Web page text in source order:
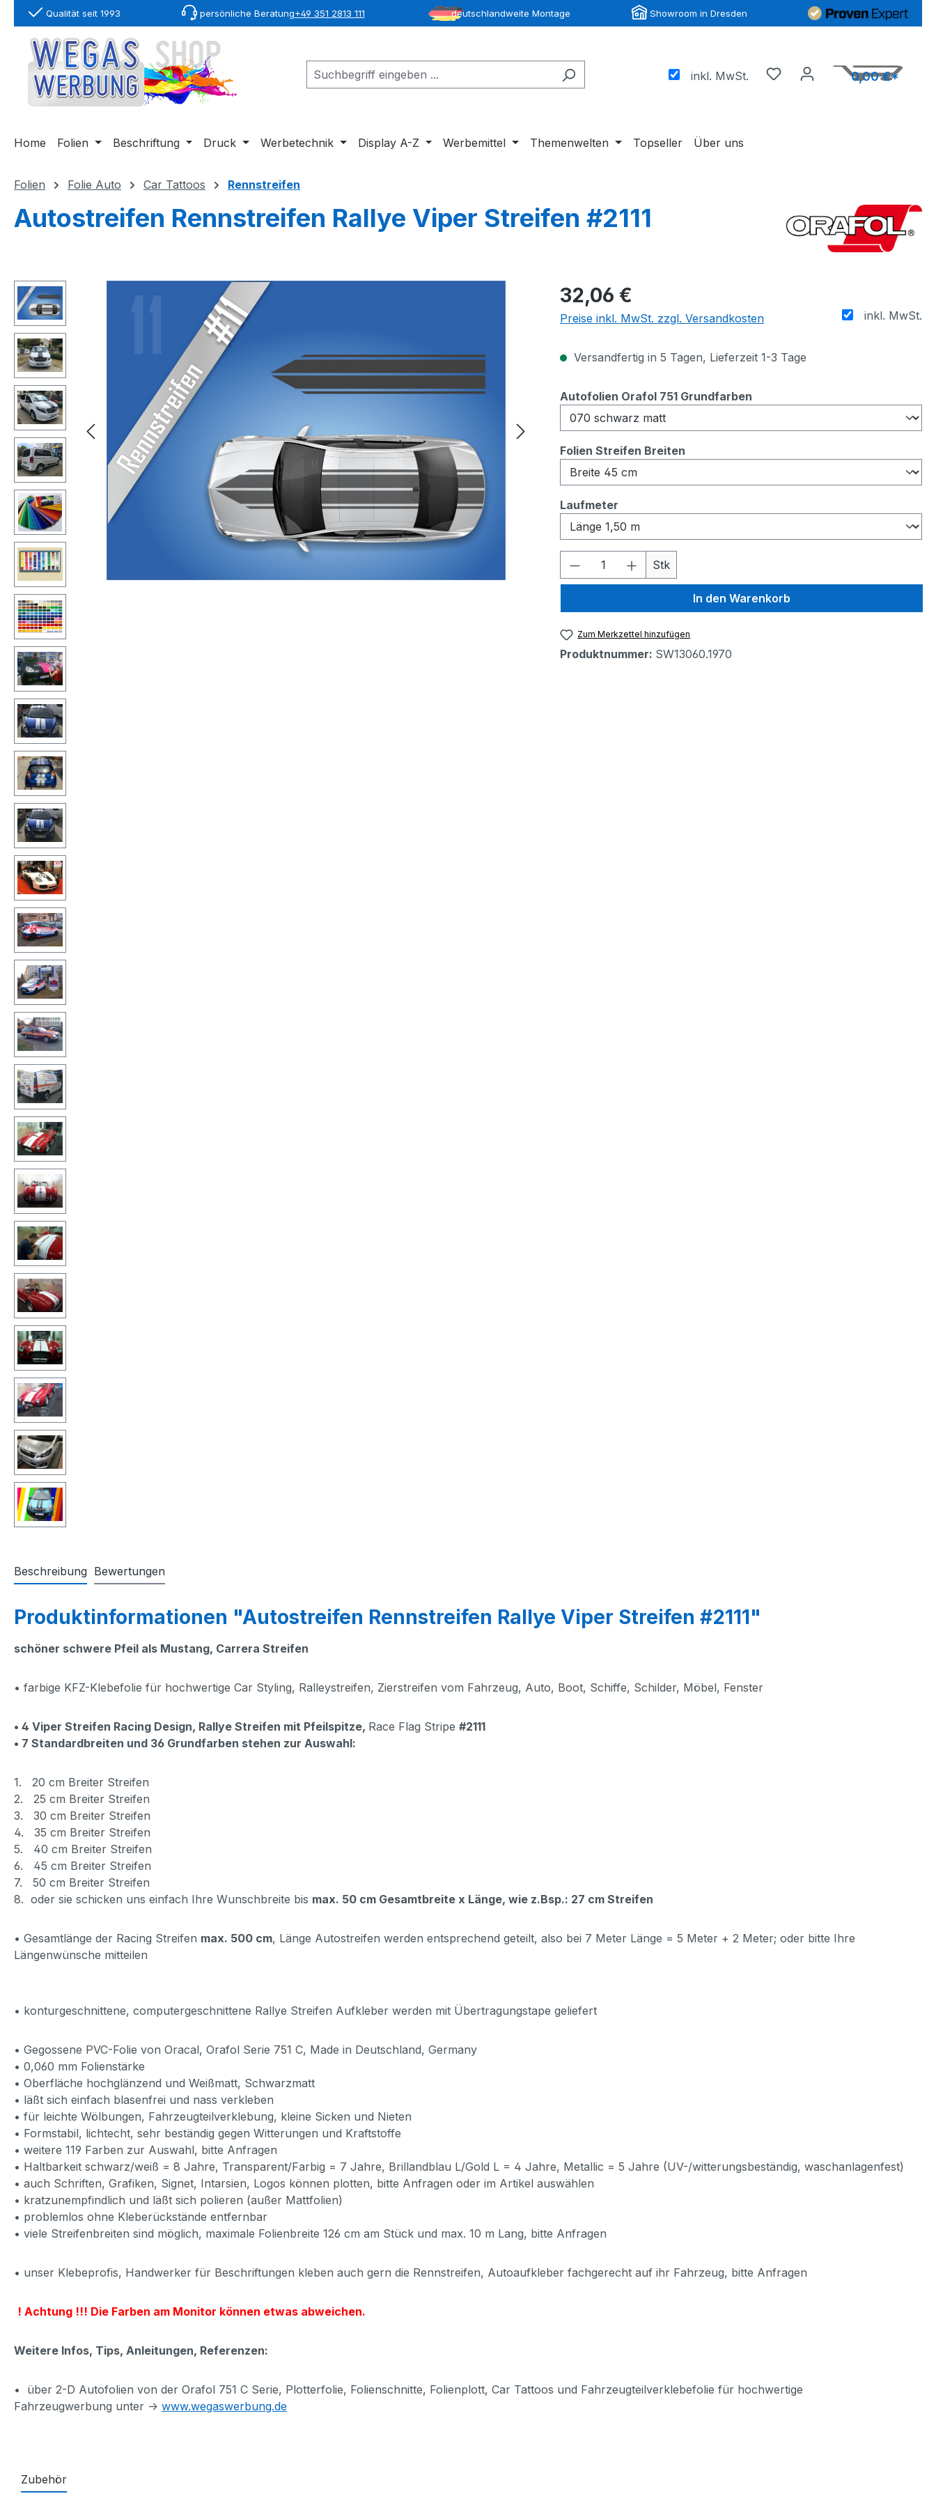
Zur Hauptnavigation springen
Qualität seit 1993 persönliche Beratung+49 351 2813 111 deutschlandweite Montage Showroom in Dresden
inkl. MwSt. 0,00 €*
Home Folien Beschriftung Druck Werbetechnik Display A-Z Werbemittel Themenwelten Topseller Über uns
Folien Folie Auto Car Tattoos Rennstreifen
Autostreifen Rennstreifen Rallye Viper Streifen #2111
Bildergalerie überspringen 32,06 €
inkl. MwSt.
Preise inkl. MwSt. zzgl. Versandkosten
Versandfertig in 5 Tagen, Lieferzeit 1-3 Tage
Autofolien Orafol 751 Grundfarben
Folien Streifen Breiten
Laufmeter
Produkt Anzahl: Gib den gewünschten Wert
Stk
In den Warenkorb
Zum Merkzettel hinzufügen
Produktnummer: SW13060.1970
Beschreibung Bewertungen
Produktinformationen "Autostreifen Rennstreifen Rallye Viper Streifen #2111"
schöner schwere Pfeil als Mustang, Carrera Streifen
• farbige KFZ-Klebefolie für hochwertige Car Styling, Ralleystreifen, Zierstreifen vom Fahrzeug, Auto, Boot, Schiffe, Schilder, Möbel, Fenster
• 4 Viper Streifen Racing Design, Rallye Streifen mit Pfeilspitze, Race Flag Stripe #2111
• 7 Standardbreiten und 36 Grundfarben stehen zur Auswahl:
1. 20 cm Breiter Streifen
2. 25 cm Breiter Streifen
3. 30 cm Breiter Streifen
4. 35 cm Breiter Streifen
5. 40 cm Breiter Streifen
6. 45 cm Breiter Streifen
7. 50 cm Breiter Streifen
8. oder sie schicken uns einfach Ihre Wunschbreite bis max. 50 cm Gesamtbreite x Länge, wie z.Bsp.: 27 cm Streifen
• Gesamtlänge der Racing Streifen max. 500 cm, Länge Autostreifen werden entsprechend geteilt, also bei 7 Meter Länge = 5 Meter + 2 Meter; oder bitte Ihre
Längenwünsche mitteilen
• konturgeschnittene, computergeschnittene Rallye Streifen Aufkleber werden mit Übertragungstape geliefert
• Gegossene PVC-Folie von Oracal, Orafol Serie 751 C, Made in Deutschland, Germany
• 0,060 mm Folienstärke
• Oberfläche hochglänzend und Weißmatt, Schwarzmatt
• läßt sich einfach blasenfrei und nass verkleben
• für leichte Wölbungen, Fahrzeugteilverklebung, kleine Sicken und Nieten
• Formstabil, lichtecht, sehr beständig gegen Witterungen und Kraftstoffe
• weitere 119 Farben zur Auswahl, bitte Anfragen
• Haltbarkeit schwarz/weiß = 8 Jahre, Transparent/Farbig = 7 Jahre, Brillandblau L/Gold L = 4 Jahre, Metallic = 5 Jahre (UV-/witterungsbeständig, waschanlagenfest)
• auch Schriften, Grafiken, Signet, Intarsien, Logos können plotten, bitte Anfragen oder im Artikel auswählen
• kratzunempfindlich und läßt sich polieren (außer Mattfolien)
• problemlos ohne Kleberückstände entfernbar
• viele Streifenbreiten sind möglich, maximale Folienbreite 126 cm am Stück und max. 10 m Lang, bitte Anfragen
• unser Klebeprofis, Handwerker für Beschriftungen kleben auch gern die Rennstreifen, Autoaufkleber fachgerecht auf ihr Fahrzeug, bitte Anfragen
! Achtung !!! Die Farben am Monitor können etwas abweichen.
Weitere Infos, Tips, Anleitungen, Referenzen:
• über 2-D Autofolien von der Orafol 751 C Serie, Plotterfolie, Folienschnitte, Folienplott, Car Tattoos und Fahrzeugteilverklebefolie für hochwertige
Fahrzeugwerbung unter -> www.wegaswerbung.de
Zubehör